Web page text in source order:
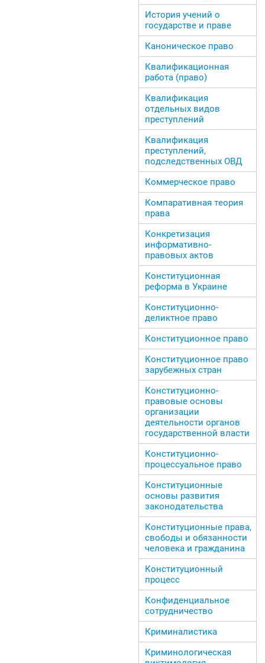
История учений о
государстве и праве
Каноническое право
Квалификационная
работа (право)
Квалификация
отдельных видов
преступлений
Квалификация
преступлений,
подследственных ОВД
Коммерческое право
Компаративная теория
права
Конкретизация
информативно-
правовых актов
Конституционная
реформа в Украине
Конституционно-
деликтное право
Конституционное право
Конституционное право
зарубежных стран
Конституционно-
правовые основы
организации
деятельности органов
государственной власти
Конституционно-
процессуальное право
Конституционные
основы развития
законодательства
Конституционные права,
свободы и обязанности
человека и гражданина
Конституционный
процесс
Конфиденциальное
сотрудничество
Криминалистика
Криминологическая